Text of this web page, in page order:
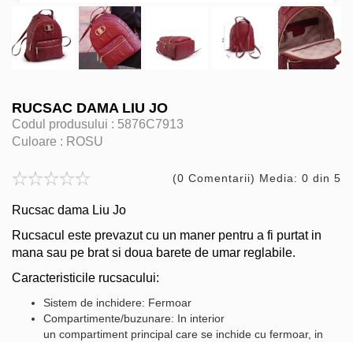
RUCSAC DAMA LIU JO
Codul produsului : 5876C7913
Culoare : ROSU
(0 Comentarii) Media: 0 din 5
Rucsac dama Liu Jo
Rucsacul este prevazut cu un maner pentru a fi purtat in
mana sau pe brat si doua barete de umar reglabile.
Caracteristicile rucsacului:
Sistem de inchidere: Fermoar
Compartimente/buzunare: In interior
un compartiment principal care se inchide cu fermoar, in